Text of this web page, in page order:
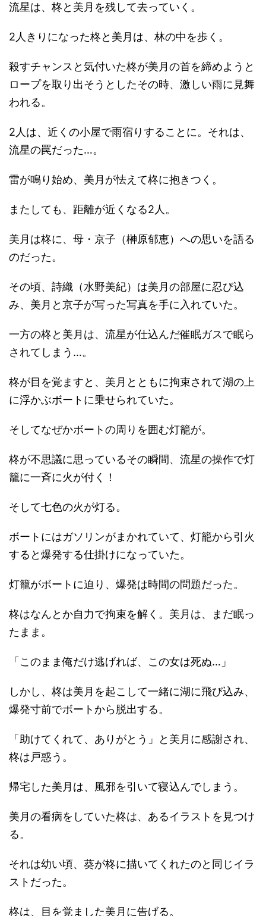
流星は、柊と美月を残して去っていく。
2人きりになった柊と美月は、林の中を歩く。
殺すチャンスと気付いた柊が美月の首を締めようと
ロープを取り出そうとしたその時、激しい雨に見舞
われる。
2人は、近くの小屋で雨宿りすることに。それは、
流星の罠だった…。
雷が鳴り始め、美月が怯えて柊に抱きつく。
またしても、距離が近くなる2人。
美月は柊に、母・京子（榊原郁恵）への思いを語る
のだった。
その頃、詩織（水野美紀）は美月の部屋に忍び込
み、美月と京子が写った写真を手に入れていた。
一方の柊と美月は、流星が仕込んだ催眠ガスで眠ら
されてしまう…。
柊が目を覚ますと、美月とともに拘束されて湖の上
に浮かぶボートに乗せられていた。
そしてなぜかボートの周りを囲む灯籠が。
柊が不思議に思っているその瞬間、流星の操作で灯
籠に一斉に火が付く！
そして七色の火が灯る。
ボートにはガソリンがまかれていて、灯籠から引火
すると爆発する仕掛けになっていた。
灯籠がボートに迫り、爆発は時間の問題だった。
柊はなんとか自力で拘束を解く。美月は、まだ眠っ
たまま。
「このまま俺だけ逃げれば、この女は死ぬ…」
しかし、柊は美月を起こして一緒に湖に飛び込み、
爆発寸前でボートから脱出する。
「助けてくれて、ありがとう」と美月に感謝され、
柊は戸惑う。
帰宅した美月は、風邪を引いて寝込んでしまう。
美月の看病をしていた柊は、あるイラストを見つけ
る。
それは幼い頃、葵が柊に描いてくれたのと同じイラ
ストだった。
柊は、目を覚ました美月に告げる。